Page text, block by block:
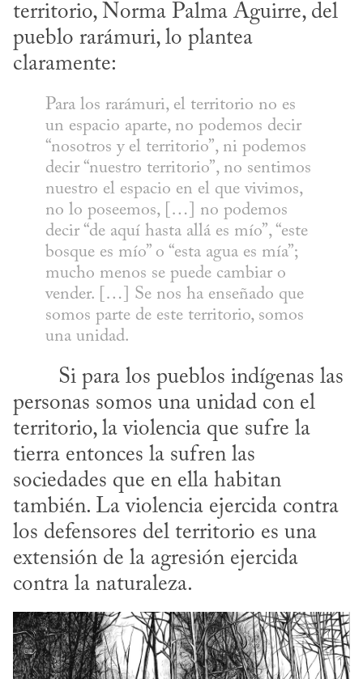
territorio, Norma Palma Aguirre, del
pueblo rarámuri, lo plantea
claramente:
Para los rarámuri, el territorio no es
un espacio aparte, no podemos decir
“nosotros y el territorio”, ni podemos
decir “nuestro territorio”, no sentimos
nuestro el espacio en el que vivimos,
no lo poseemos, […] no podemos
decir “de aquí hasta allá es mío”, “este
bosque es mío” o “esta agua es mía”;
mucho menos se puede cambiar o
vender. […] Se nos ha enseñado que
somos parte de este territorio, somos
una unidad.
personas somos una unidad con el
territorio, la violencia que sufre la
tierra entonces la sufren las
sociedades que en ella habitan
también. La violencia ejercida contra
los defensores del territorio es una
extensión de la agresión ejercida
contra la naturaleza.